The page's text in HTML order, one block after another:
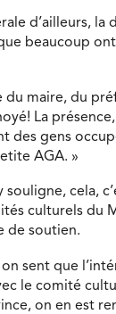
d’ailleurs, la
beaucoup
du maire, du
La
des gens
AGA. »
souligne, cela,
culturels du
de soutien.
on sent que
le comité
on en est